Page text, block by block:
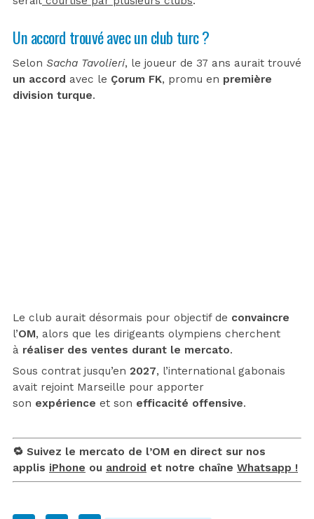
Un accord trouvé avec un club turc ?
Selon Sacha Tavolieri, le joueur de 37 ans aurait trouvé
un accord avec le Çorum FK, promu en première
division turque.
Le club aurait désormais pour objectif de convaincre
l’OM, alors que les dirigeants olympiens cherchent
à réaliser des ventes durant le mercato.
Sous contrat jusqu’en 2027, l’international gabonais
avait rejoint Marseille pour apporter
son expérience et son efficacité offensive.
🔁 Suivez le mercato de l’OM en direct sur nos
applis iPhone ou android et notre chaîne Whatsapp !